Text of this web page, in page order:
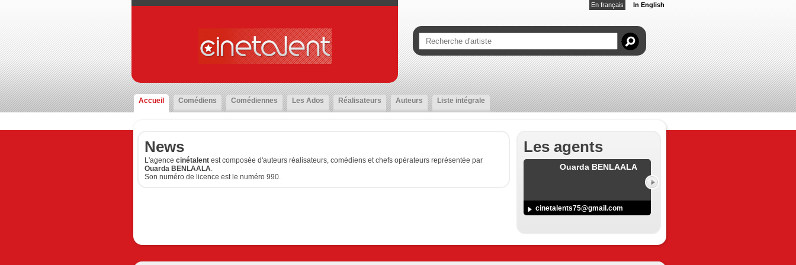
En français In English
Accueil Comédiens Comédiennes Les Ados Réalisateurs Auteurs Liste intégrale
News
L'agence cinétalent est composée d'auteurs réalisateurs, comédiens et chefs opérateurs représentée par
Ouarda BENLAALA.
Son numéro de licence est le numéro 990.
Les agents
Ouarda BENLAALA
cinetalents75@gmail.com